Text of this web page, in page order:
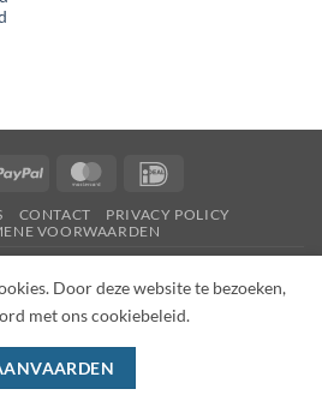
PayPal MasterCard
CONTACT
PRIVACY POLICY
VOORWAARDEN
Door deze website te bezoeken,
met ons cookiebeleid.